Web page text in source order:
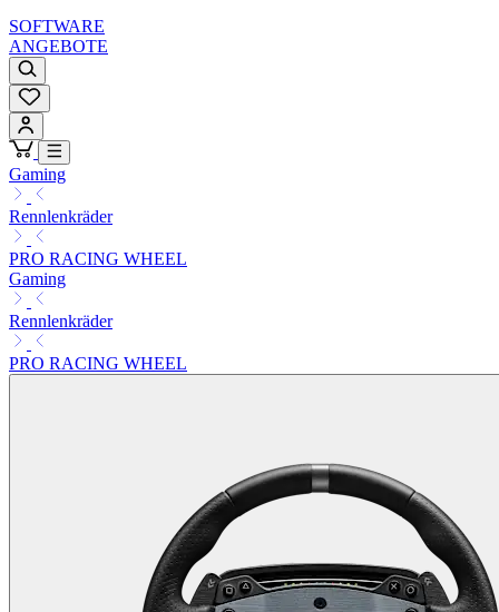
SOFTWARE
ANGEBOTE
Gaming
Rennlenkräder
PRO RACING WHEEL
Gaming
Rennlenkräder
PRO RACING WHEEL